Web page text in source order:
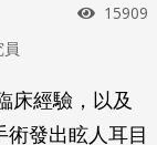
瀏覽次
15909
床經驗，以及
發出眩人耳目